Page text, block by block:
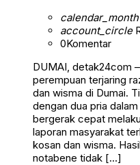
calendar_month
account_circle
0Komentar
DUMAI, detak24com
perempuan terjaring
dan wisma di Dumai.
dengan dua pria
bergerak cepat
laporan masyarakat
kosan dan wisma.
notabene tidak […]